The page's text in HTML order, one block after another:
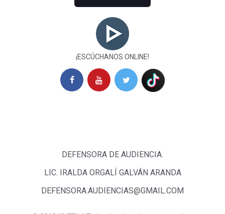
¡ESCÚCHANOS ONLINE!
DEFENSORA DE AUDIENCIA.
LIC. IRALDA ORGALÍ GALVÁN ARANDA
DEFENSORA.AUDIENCIAS@GMAIL.COM